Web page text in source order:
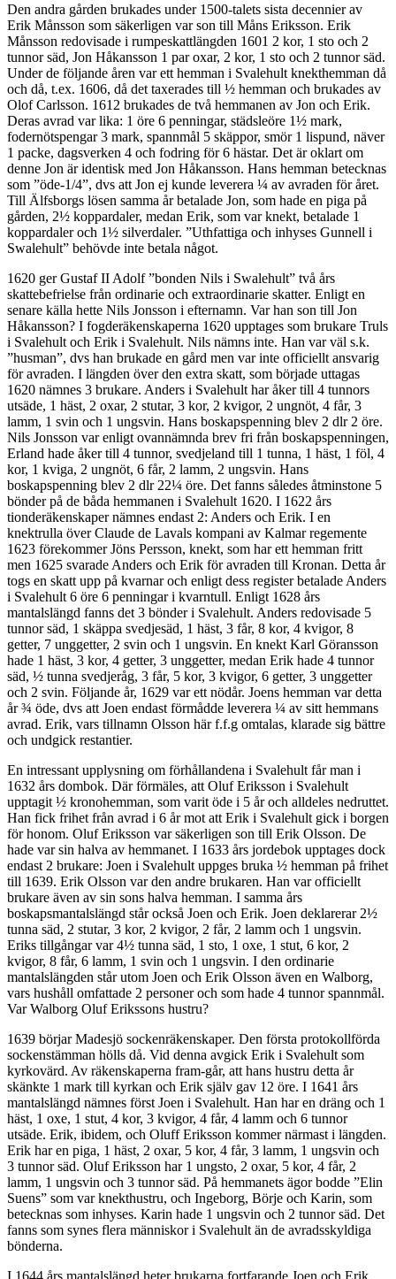
Den andra gården brukades under 1500-talets sista decennier av
Erik Månsson som säkerligen var son till Måns Eriksson. Erik
Månsson redovisade i rumpeskattlängden 1601 2 kor, 1 sto och 2
tunnor säd, Jon Håkansson 1 par oxar, 2 kor, 1 sto och 2 tunnor säd.
Under de följande åren var ett hemman i Svalehult knekthemman då
och då, t.ex. 1606, då det taxerades till ½ hemman och brukades av
Olof Carlsson. 1612 brukades de två hemmanen av Jon och Erik.
Deras avrad var lika: 1 öre 6 penningar, städsleöre 1½ mark,
fodernötspengar 3 mark, spannmål 5 skäppor, smör 1 lispund, näver
1 packe, dagsverken 4 och fodring för 6 hästar. Det är oklart om
denne Jon är identisk med Jon Håkansson. Hans hemman betecknas
som ”öde-1/4”, dvs att Jon ej kunde leverera ¼ av avraden för året.
Till Älfsborgs lösen samma år betalade Jon, som hade en piga på
gården, 2½ koppardaler, medan Erik, som var knekt, betalade 1
koppardaler och 1½ silverdaler. ”Uthfattiga och inhyses Gunnell i
Swalehult” behövde inte betala något.
1620 ger Gustaf II Adolf ”bonden Nils i Swalehult” två års
skattebefrielse från ordinarie och extraordinarie skatter. Enligt en
senare källa hette Nils Jonsson i efternamn. Var han son till Jon
Håkansson? I fogderäkenskaperna 1620 upptages som brukare Truls
i Svalehult och Erik i Svalehult. Nils nämns inte. Han var väl s.k.
”husman”, dvs han brukade en gård men var inte officiellt ansvarig
för avraden. I längden över den extra skatt, som började uttagas
1620 nämnes 3 brukare. Anders i Svalehult har åker till 4 tunnors
utsäde, 1 häst, 2 oxar, 2 stutar, 3 kor, 2 kvigor, 2 ungnöt, 4 får, 3
lamm, 1 svin och 1 ungsvin. Hans boskapspenning blev 2 dlr 2 öre.
Nils Jonsson var enligt ovannämnda brev fri från boskapspenningen,
Erland hade åker till 4 tunnor, svedjeland till 1 tunna, 1 häst, 1 föl, 4
kor, 1 kviga, 2 ungnöt, 6 får, 2 lamm, 2 ungsvin. Hans
boskapspenning blev 2 dlr 22¼ öre. Det fanns således åtminstone 5
bönder på de båda hemmanen i Svalehult 1620. I 1622 års
tionderäkenskaper nämnes endast 2: Anders och Erik. I en
knektrulla över Claude de Lavals kompani av Kalmar regemente
1623 förekommer Jöns Persson, knekt, som har ett hemman fritt
men 1625 svarade Anders och Erik för avraden till Kronan. Detta år
togs en skatt upp på kvarnar och enligt dess register betalade Anders
i Svalehult 6 öre 6 penningar i kvarntull. Enligt 1628 års
mantalslängd fanns det 3 bönder i Svalehult. Anders redovisade 5
tunnor säd, 1 skäppa svedjesäd, 1 häst, 3 får, 8 kor, 4 kvigor, 8
getter, 7 unggetter, 2 svin och 1 ungsvin. En knekt Karl Göransson
hade 1 häst, 3 kor, 4 getter, 3 unggetter, medan Erik hade 4 tunnor
säd, ½ tunna svedjeråg, 3 får, 5 kor, 3 kvigor, 6 getter, 3 unggetter
och 2 svin. Följande år, 1629 var ett nödår. Joens hemman var detta
år ¾ öde, dvs att Joen endast förmådde leverera ¼ av sitt hemmans
avrad. Erik, vars tillnamn Olsson här f.f.g omtalas, klarade sig bättre
och undgick restantier.
En intressant upplysning om förhållandena i Svalehult får man i
1632 års dombok. Där förmäles, att Oluf Eriksson i Svalehult
upptagit ½ kronohemman, som varit öde i 5 år och alldeles nedruttet.
Han fick frihet från avrad i 6 år mot att Erik i Svalehult gick i borgen
för honom. Oluf Eriksson var säkerligen son till Erik Olsson. De
hade var sin halva av hemmanet. I 1633 års jordebok upptages dock
endast 2 brukare: Joen i Svalehult uppges bruka ½ hemman på frihet
till 1639. Erik Olsson var den andre brukaren. Han var officiellt
brukare även av sin sons halva hemman. I samma års
boskapsmantalslängd står också Joen och Erik. Joen deklarerar 2½
tunna säd, 2 stutar, 3 kor, 2 kvigor, 2 får, 2 lamm och 1 ungsvin.
Eriks tillgångar var 4½ tunna säd, 1 sto, 1 oxe, 1 stut, 6 kor, 2
kvigor, 8 får, 6 lamm, 1 svin och 1 ungsvin. I den ordinarie
mantalslängden står utom Joen och Erik Olsson även en Walborg,
vars hushåll omfattade 2 personer och som hade 4 tunnor spannmål.
Var Walborg Oluf Erikssons hustru?
1639 börjar Madesjö sockenräkenskaper. Den första protokollförda
sockenstämman hölls då. Vid denna avgick Erik i Svalehult som
kyrkovärd. Av räkenskaperna fram-går, att hans hustru detta år
skänkte 1 mark till kyrkan och Erik själv gav 12 öre. I 1641 års
mantalslängd nämnes först Joen i Svalehult. Han har en dräng och 1
häst, 1 oxe, 1 stut, 4 kor, 3 kvigor, 4 får, 4 lamm och 6 tunnor
utsäde. Erik, ibidem, och Oluff Eriksson kommer närmast i längden.
Erik har en piga, 1 häst, 2 oxar, 5 kor, 4 får, 3 lamm, 1 ungsvin och
3 tunnor säd. Oluf Eriksson har 1 ungsto, 2 oxar, 5 kor, 4 får, 2
lamm, 1 ungsvin och 3 tunnor säd. På hemmanets ägor bodde ”Elin
Suens” som var knekthustru, och Ingeborg, Börje och Karin, som
betecknas som inhyses. Karin hade 1 ungsvin och 2 tunnor säd. Det
fanns som synes flera människor i Svalehult än de avradsskyldiga
bönderna.
I 1644 års mantalslängd heter brukarna fortfarande Joen och Erik.